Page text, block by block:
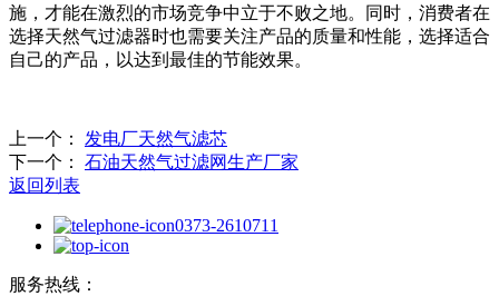
施，才能在激烈的市场竞争中立于不败之地。同时，消费者在
选择天然气过滤器时也需要关注产品的质量和性能，选择适合
自己的产品，以达到最佳的节能效果。
上一个：
发电厂天然气滤芯
下一个：
石油天然气过滤网生产厂家
返回列表
0373-2610711
服务热线：